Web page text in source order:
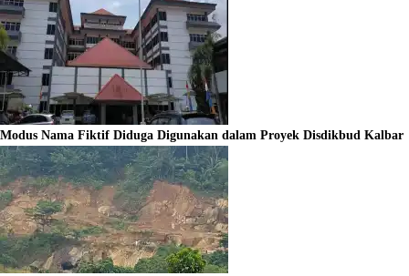
Modus Nama Fiktif Diduga Digunakan dalam Proyek Disdikbud Kalbar